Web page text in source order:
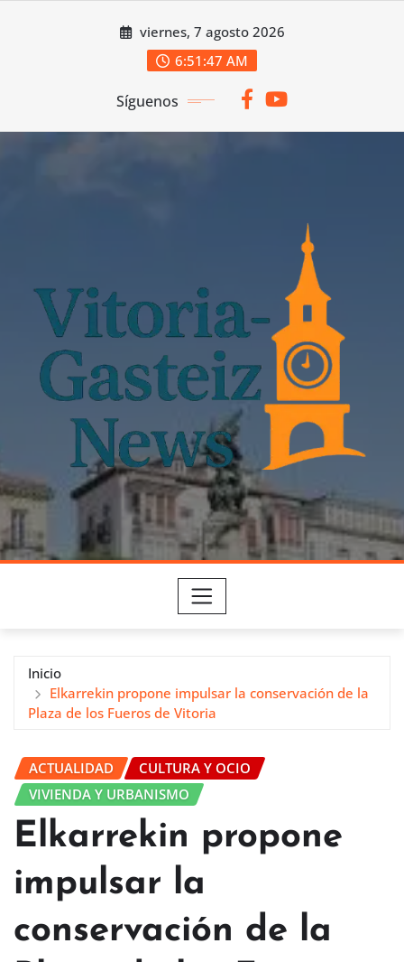
viernes, 7 agosto 2026
6:51:49 AM
Síguenos
Inicio
Elkarrekin propone impulsar la conservación de la
Plaza de los Fueros de Vitoria
ACTUALIDAD
CULTURA Y OCIO
VIVIENDA Y URBANISMO
Elkarrekin propone
impulsar la
conservación de la